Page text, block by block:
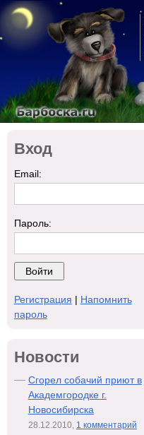
Вход
Email:
Пароль:
Регистрация | Напомнить
пароль
Новости
Сгорел собачий приют в
Академгородке г.
Новосибирска
28.12.2010, 1 комментарий